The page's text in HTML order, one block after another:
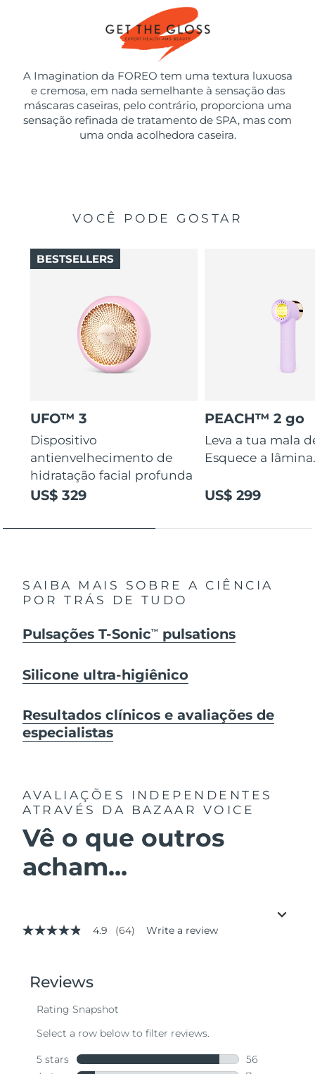
A Imagination da FOREO tem uma textura luxuosa
e cremosa, em nada semelhante à sensação das
máscaras caseiras, pelo contrário, proporciona uma
sensação refinada de tratamento de SPA, mas com
uma onda acolhedora caseira.
VOCÊ PODE GOSTAR
UFO™ 3
Dispositivo
antienvelhecimento de
hidratação facial profunda
US$ 329
BESTSELLERS
PEACH™ 2 go
Leva a tua mala
Esquece a
US$ 299
SAIBA MAIS SOBRE A CIÊNCIA
POR TRÁS DE TUDO
Pulsações T-SonicTM pulsations
Silicone ultra-higiênico
Resultados clínicos e avaliações de
especialistas
AVALIAÇÕES INDEPENDENTES
ATRAVÉS DA BAZAAR VOICE
Vê o que outros
acham...
4.9
stars,
average
value.
Same
page
4.9 (64) Write a review